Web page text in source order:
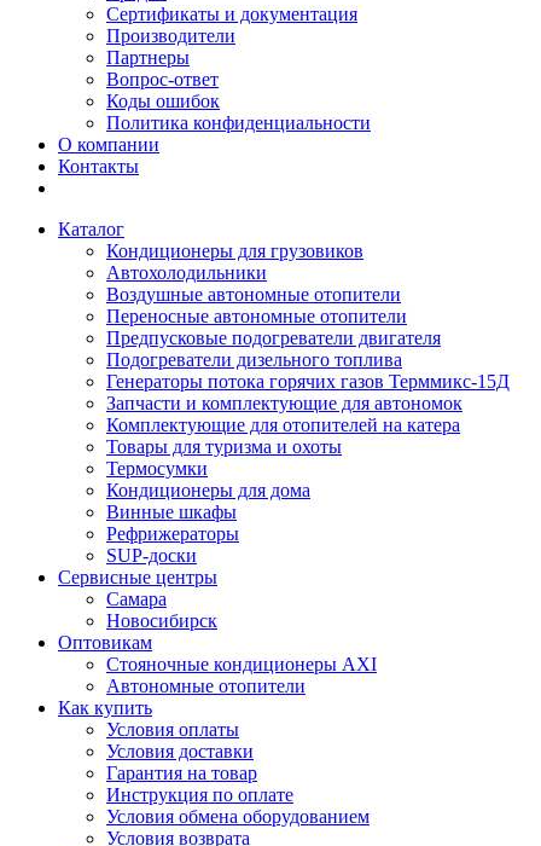
Сертификаты и документация
Производители
Партнеры
Вопрос-ответ
Коды ошибок
Политика конфиденциальности
О компании
Контакты
Каталог
Кондиционеры для грузовиков
Автохолодильники
Воздушные автономные отопители
Переносные автономные отопители
Предпусковые подогреватели двигателя
Подогреватели дизельного топлива
Генераторы потока горячих газов Терммикс-15Д
Запчасти и комплектующие для автономок
Комплектующие для отопителей на катера
Товары для туризма и охоты
Термосумки
Кондиционеры для дома
Винные шкафы
Рефрижераторы
SUP-доски
Сервисные центры
Самара
Новосибирск
Оптовикам
Стояночные кондиционеры AXI
Автономные отопители
Как купить
Условия оплаты
Условия доставки
Гарантия на товар
Инструкция по оплате
Условия обмена оборудованием
Условия возврата